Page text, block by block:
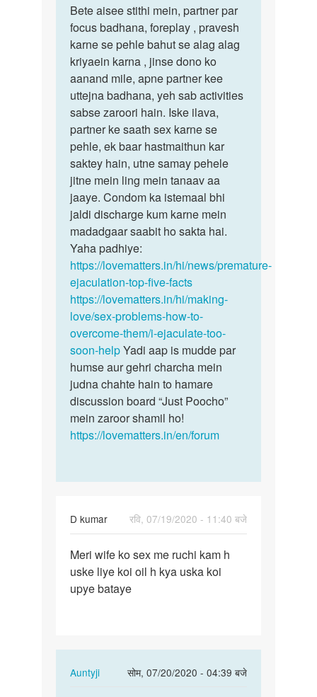
to
Mujhe
jyada
der
tak
tikne
ke…
by
अज्ञात
Bete
aisee
stithi
mein,
…
Bete aisee stithi mein, partner par
focus badhana, foreplay , pravesh
karne se pehle bahut se alag alag
kriyaein karna , jinse dono ko
aanand mile, apne partner kee
uttejna badhana, yeh sab activities
sabse zaroori hain. Iske ilava,
partner ke saath sex karne se
pehle, ek baar hastmaithun kar
saktey hain, utne samay pehele
jitne mein ling mein tanaav aa
jaaye. Condom ka istemaal bhi
jaldi discharge kum karne mein
madadgaar saabit ho sakta hai.
Yaha padhiye:
https://lovematters.in/hi/news/premature-
ejaculation-top-five-facts
https://lovematters.in/hi/making-
love/sex-problems-how-to-
overcome-them/i-ejaculate-too-
soon-helpYadi aap is mudde par
humse aur gehri charcha mein
judna chahte hain to hamare
discussion board “Just Poocho”
mein zaroor shamil ho!
https://lovematters.in/en/forum
D kumar
रवि, 07/19/2020 - 11:40 बजे
Meri
wife
ko
Meri wife ko sex me ruchi kam h
uske liye koi oil h kya uska koi
upye bataye
Auntyji
सोम, 07/20/2020 - 04:39 बजे
In